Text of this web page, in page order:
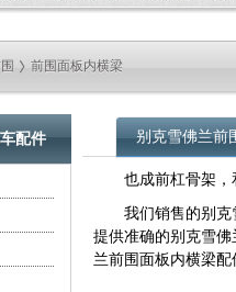
前围面板内横梁
配件 别克雪佛兰前
也成前杠骨架，
我们销售的别克
提供准确的别克雪
兰前围面板内横梁配